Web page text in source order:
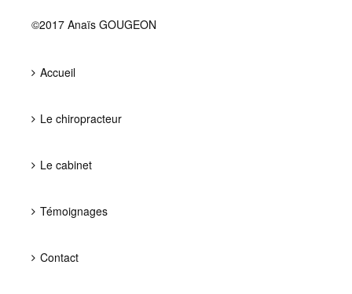
©2017 Anaïs GOUGEON
Accueil
Le chiropracteur
Le cabinet
Témoignages
Contact